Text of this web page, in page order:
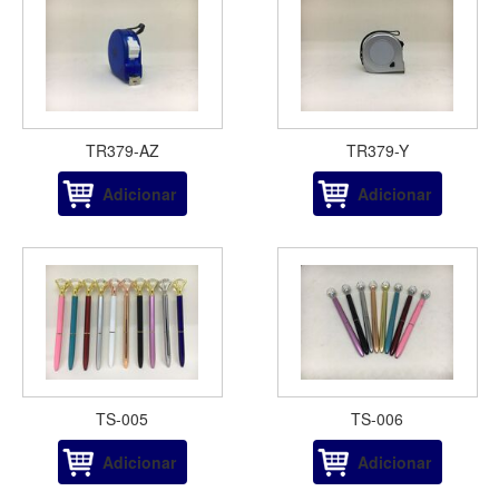
TR379-AZ
Adicionar
TR379-Y
Adicionar
TS-005
Adicionar
TS-006
Adicionar